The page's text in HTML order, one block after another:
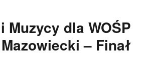
Muzycy dla WOŚP
– Finał